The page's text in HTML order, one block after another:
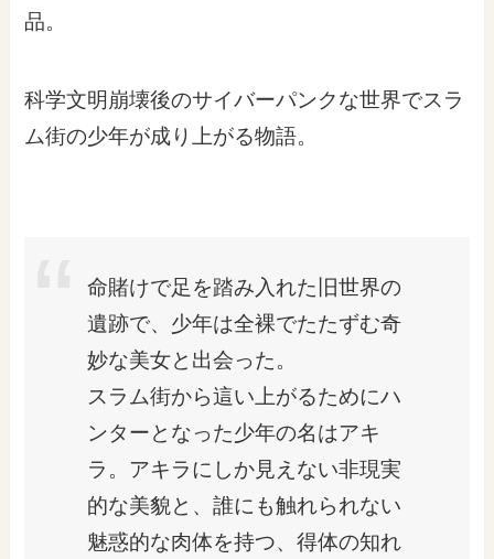
品。
科学文明崩壊後のサイバーパンクな世界でスラ
ム街の少年が成り上がる物語。
命賭けで足を踏み入れた旧世界の
遺跡で、少年は全裸でたたずむ奇
妙な美女と出会った。
スラム街から這い上がるためにハ
ンターとなった少年の名はアキ
ラ。アキラにしか見えない非現実
的な美貌と、誰にも触れられない
魅惑的な肉体を持つ、得体の知れ